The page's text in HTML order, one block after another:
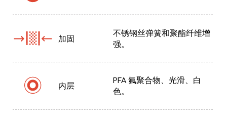
加固
不锈钢丝弹簧和聚酯纤维增
强。
内层
PFA 氟聚合物、光滑、白
色。